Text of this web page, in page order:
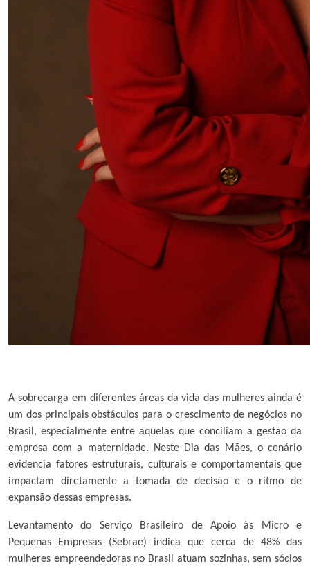
A sobrecarga em diferentes áreas da vida das mulheres ainda é
um dos principais obstáculos para o crescimento de negócios no
Brasil, especialmente entre aquelas que conciliam a gestão da
empresa com a maternidade. Neste Dia das Mães, o cenário
evidencia fatores estruturais, culturais e comportamentais que
impactam diretamente a tomada de decisão e o ritmo de
expansão dessas empresas.
Levantamento do Serviço Brasileiro de Apoio às Micro e
Pequenas Empresas (Sebrae) indica que cerca de 48% das
mulheres empreendedoras no Brasil atuam sozinhas, sem sócios